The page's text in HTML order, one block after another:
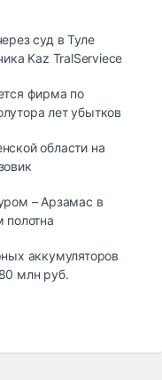
суд в Туле
Kaz TralServiece
фирма по
лет убытков
области на
– Арзамас в
полотна
аккумуляторов
млн руб.